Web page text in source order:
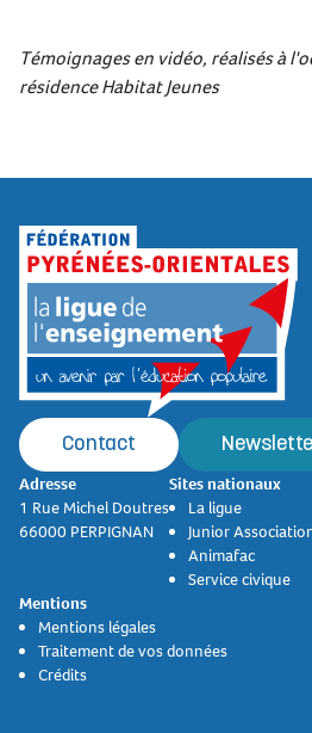
Témoignages en vidéo, réalisés à
résidence Habitat Jeunes
Contact
Adresse
1 Rue Michel Doutres
66000 PERPIGNAN
Sites nationaux
La ligue
Junior
Animafac
Service civique
Mentions
Mentions légales
Traitement de vos données
Crédits